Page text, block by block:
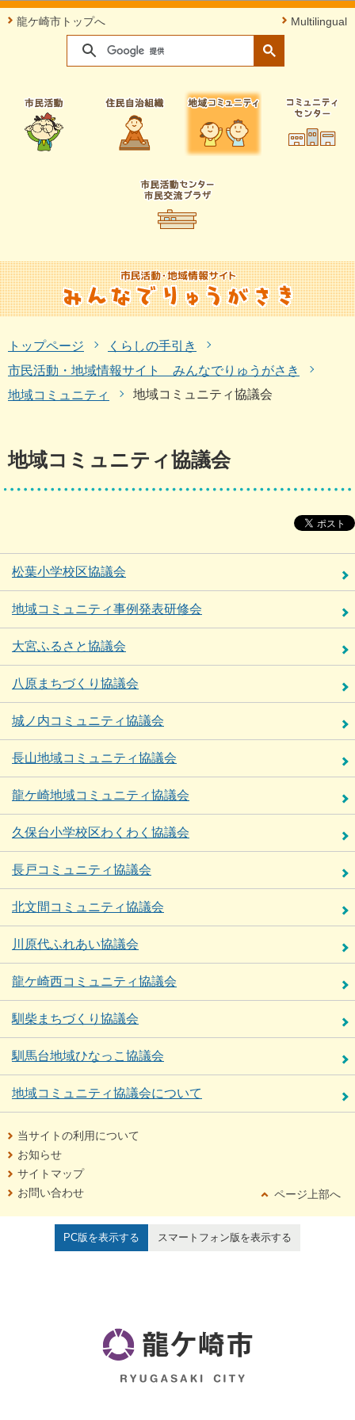
このページの本文へ移動
龍ケ崎市トップへ Multilingual
トップページ
くらしの手引き
市民活動・地域情報サイト みんなでりゅうがさき
地域コミュニティ
地域コミュニティ協議会
地域コミュニティ協議会
松葉小学校区協議会
地域コミュニティ事例発表研修会
大宮ふるさと協議会
八原まちづくり協議会
城ノ内コミュニティ協議会
長山地域コミュニティ協議会
龍ケ崎地域コミュニティ協議会
久保台小学校区わくわく協議会
長戸コミュニティ協議会
北文間コミュニティ協議会
川原代ふれあい協議会
龍ケ崎西コミュニティ協議会
馴柴まちづくり協議会
馴馬台地域ひなっこ協議会
地域コミュニティ協議会について
当サイトの利用について
お知らせ
サイトマップ
お問い合わせ
ページ上部へ
PC版を表示する スマートフォン版を表示する